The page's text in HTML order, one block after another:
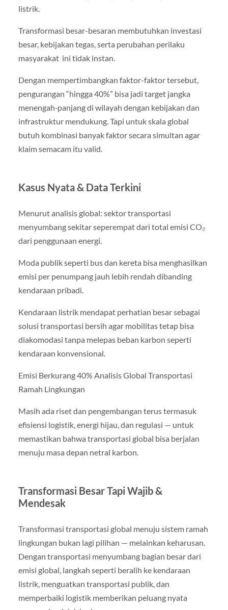
listrik.
Transformasi besar-besaran membutuhkan investasi
besar, kebijakan tegas, serta perubahan perilaku
masyarakat ini tidak instan.
Dengan mempertimbangkan faktor-faktor tersebut,
pengurangan “hingga 40%” bisa jadi target jangka
menengah‑panjang di wilayah dengan kebijakan dan
infrastruktur mendukung. Tapi untuk skala global
butuh kombinasi banyak faktor secara simultan agar
klaim semacam itu valid.
Kasus Nyata & Data Terkini
Menurut analisis global: sektor transportasi
menyumbang sekitar seperempat dari total emisi CO₂
dari penggunaan energi.
Moda publik seperti bus dan kereta bisa menghasilkan
emisi per penumpang jauh lebih rendah dibanding
kendaraan pribadi.
Kendaraan listrik mendapat perhatian besar sebagai
solusi transportasi bersih agar mobilitas tetap bisa
diakomodasi tanpa melepas beban karbon seperti
kendaraan konvensional.
Emisi Berkurang 40% Analisis Global Transportasi
Ramah Lingkungan
Masih ada riset dan pengembangan terus termasuk
efisiensi logistik, energi hijau, dan regulasi — untuk
memastikan bahwa transportasi global bisa berjalan
menuju masa depan netral karbon.
Transformasi Besar Tapi Wajib &
Mendesak
Transformasi transportasi global menuju sistem ramah
lingkungan bukan lagi pilihan — melainkan keharusan.
Dengan transportasi menyumbang bagian besar dari
emisi global, langkah seperti beralih ke kendaraan
listrik, menguatkan transportasi publik, dan
memperbaiki logistik memberikan peluang nyata